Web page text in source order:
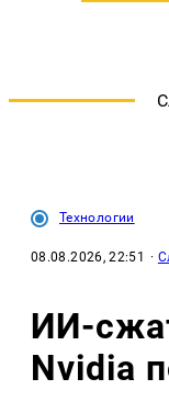
Технологии
08.08.2026, 22:51 ·
ИИ-
Nvidia